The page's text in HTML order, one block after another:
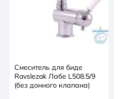
Смеситель для биде
Ravslezak Лабе L508.5/9
(без донного клапана)